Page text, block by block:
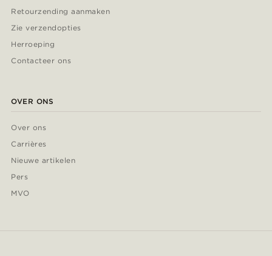
Retourzending aanmaken
Zie verzendopties
Herroeping
Contacteer ons
OVER ONS
Over ons
Carrières
Nieuwe artikelen
Pers
MVO